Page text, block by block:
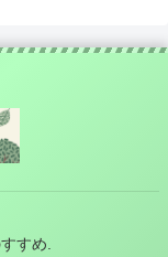
すめ.